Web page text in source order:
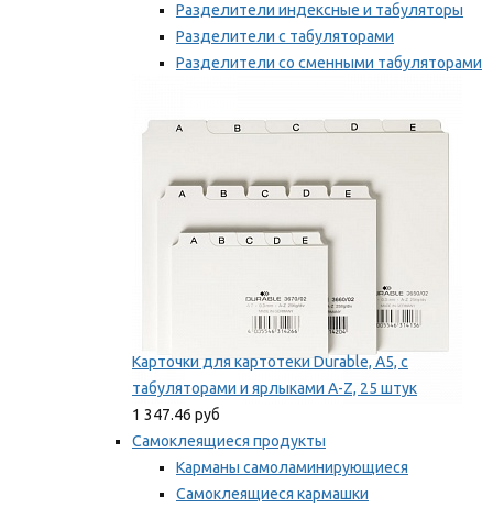
Разделители индексные и табуляторы
Разделители с табуляторами
Разделители со сменными табуляторами
Карточки для картотеки Durable, A5, с
табуляторами и ярлыками A-Z, 25 штук
1 347.46 руб
Самоклеящиеся продукты
Карманы самоламинирующиеся
Самоклеящиеся кармашки